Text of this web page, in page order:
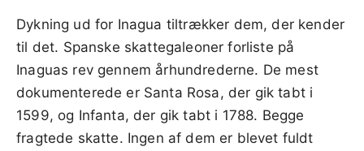
Dykning ud for Inagua tiltrækker dem, der kender
til det. Spanske skattegaleoner forliste på
Inaguas rev gennem århundrederne. De mest
dokumenterede er Santa Rosa, der gik tabt i
1599, og Infanta, der gik tabt i 1788. Begge
fragtede skatte. Ingen af dem er blevet fuldt